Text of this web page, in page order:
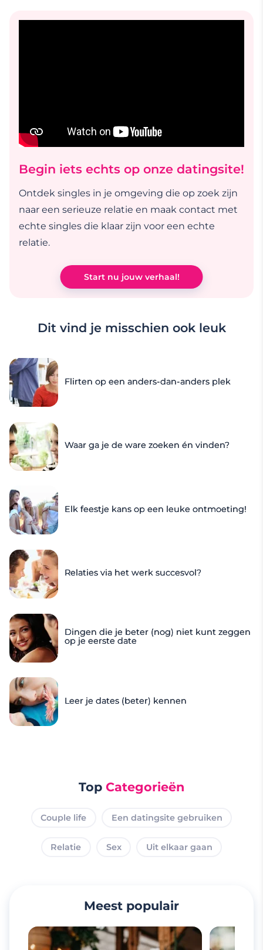
Begin iets echts op onze datingsite!
Ontdek singles in je omgeving die op zoek zijn
naar een serieuze relatie en maak contact met
echte singles die klaar zijn voor een echte
relatie.
Start nu jouw verhaal!
Dit vind je misschien ook leuk
Flirten op een anders-dan-anders plek
Waar ga je de ware zoeken én vinden?
Elk feestje kans op een leuke ontmoeting!
Relaties via het werk succesvol?
Dingen die je beter (nog) niet kunt zeggen
op je eerste date
Leer je dates (beter) kennen
Top Categorieën
Couple life Een datingsite gebruiken
Relatie Sex Uit elkaar gaan
Meest populair